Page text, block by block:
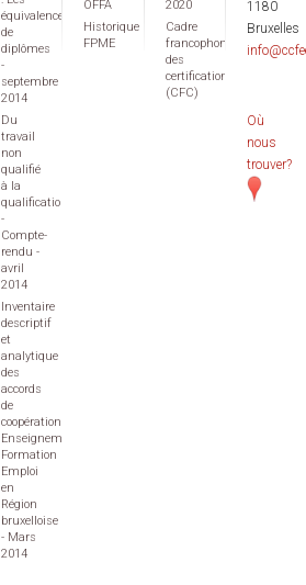
équivalences
de
diplômes
-
septembre
2014
Du
travail
non
qualifié
à la
qualification
-
Compte-
rendu -
avril
2014
Inventaire
descriptif
et
analytique
des
accords
de
coopération
Enseignement
Formation
Emploi
en
Région
bruxelloise
- Mars
2014
OFFA
Historique
FPME
2020
Cadre
francophone
des
certifications
(CFC)
1180
Bruxelles
Où
nous
trouver?